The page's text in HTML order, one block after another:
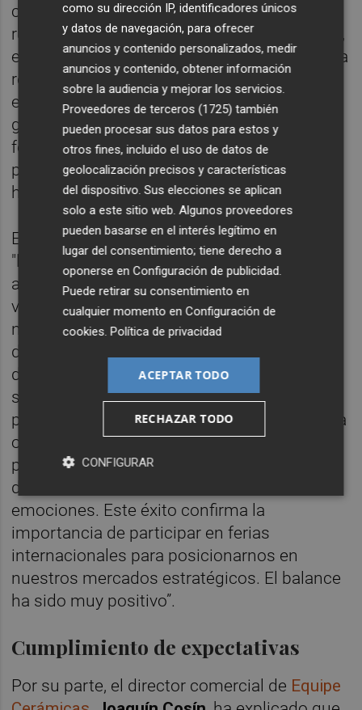
calificado su participación como un “éxito
rotundo”. “Como marca de reciente creación,
era esencial medir el interés del mercado y la
respuesta ha superado todas nuestras
expectativas: nuestro stand registró una
gran afluencia durante todos los días de la
feria, con una presencia muy destacada de
profesionales europeos y de Oriente Medio”,
ha sostenido.
El representante de Venux ha agregado que
"la apuesta por un espacio disruptivo y
abierto ha resultado clave para invitar a los
visitantes no solo a conocer nuestras
novedades de producto, sino también a
disfrutar de una demostración culinaria en
directo (
showcooking) de primer nivel. Esto
se convirtió en un gran atractivo y nos
permitió demostrar queVenux
no se limita a
ofrecer superficies de alta calidad, sino que
propone una nueva manera de entender el
diseño, conectando la innovación con las
emociones. Este éxito confirma la
importancia de participar en ferias
internacionales para posicionarnos en
nuestros mercados estratégicos. El balance
ha sido muy positivo”.
Cumplimiento de expectativas
Por su parte, el director comercial de Equipe
como su dirección IP, identificadores únicos
y datos de navegación, para ofrecer
anuncios y contenido personalizados, medir
anuncios y contenido, obtener información
sobre la audiencia y mejorar los servicios.
Proveedores de terceros (1725) también
pueden procesar sus datos para estos y
otros fines, incluido el uso de datos de
geolocalización precisos y características
del dispositivo. Sus elecciones se aplican
solo a este sitio web. Algunos proveedores
pueden basarse en el interés legítimo en
lugar del consentimiento; tiene derecho a
oponerse enConfiguración de publicidad.
Puede retirar su consentimiento en
cualquier momento enConfiguración de
cookies.Política de privacidad
ACEPTAR TODO
RECHAZAR TODO
CONFIGURAR